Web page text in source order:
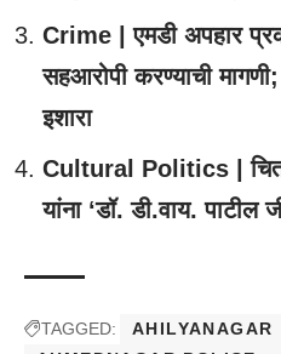
Crime | एमडी अपहार
सहआरोपी करण्याची
इशारा
Cultural Politics |
यांना ‘डॉ. डी.वाय. पाटील
TAGGED:
AHILYANAGAR